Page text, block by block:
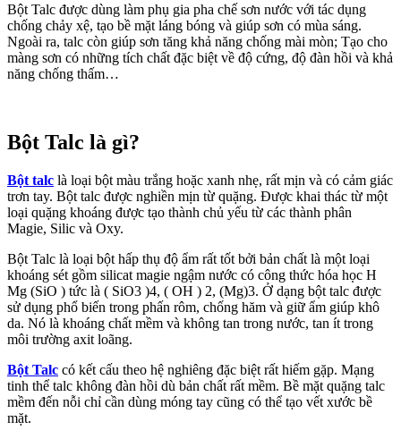
Bột Talc được dùng làm phụ gia pha chế sơn nước với tác dụng
chống chảy xệ, tạo bề mặt láng bóng và giúp sơn có mùa sáng.
Ngoài ra, talc còn giúp sơn tăng khả năng chống mài mòn; Tạo cho
màng sơn có những tích chất đặc biệt về độ cứng, độ đàn hồi và khả
năng chống thấm…
Bột Talc là gì?
Bột talc là loại bột màu trắng hoặc xanh nhẹ, rất mịn và có cảm giác
trơn tay. Bột talc được nghiền mịn từ quặng. Được khai thác từ một
loại quặng khoáng được tạo thành chủ yếu từ các thành phân
Magie, Silic và Oxy.
Bột Talc là loại bột hấp thụ độ ẩm rất tốt bởi bản chất là một loại
khoáng sét gồm silicat magie ngậm nước có công thức hóa học H
Mg (SiO ) tức là ( SiO3 )4, ( OH ) 2, (Mg)3. Ở dạng bột talc được
sử dụng phổ biến trong phấn rôm, chống hăm và giữ ẩm giúp khô
da. Nó là khoáng chất mềm và không tan trong nước, tan ít trong
môi trường axit loãng.
Bột Talc có kết cấu theo hệ nghiêng đặc biệt rất hiếm gặp. Mạng
tinh thể talc không đàn hồi dù bản chất rất mềm. Bề mặt quặng talc
mềm đến nỗi chỉ cần dùng móng tay cũng có thể tạo vết xước bề
mặt.